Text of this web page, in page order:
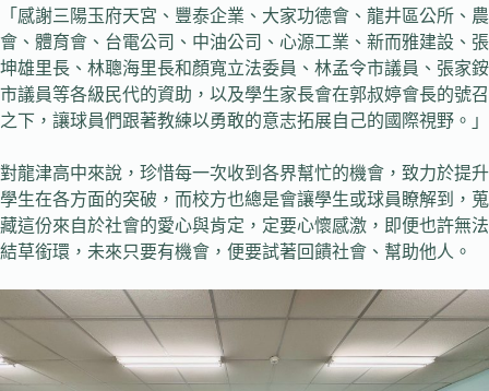
「感謝三陽玉府天宮、豐泰企業、大家功德會、龍井區公所、農
會、體育會、台電公司、中油公司、心源工業、新而雅建設、張
坤雄里長、林聰海里長和顏寬立法委員、林孟令市議員、張家銨
市議員等各級民代的資助，以及學生家長會在郭叔婷會長的號召
之下，讓球員們跟著教練以勇敢的意志拓展自己的國際視野。」
對龍津高中來說，珍惜每一次收到各界幫忙的機會，致力於提升
學生在各方面的突破，而校方也總是會讓學生或球員瞭解到，蒐
藏這份來自於社會的愛心與肯定，定要心懷感激，即便也許無法
結草銜環，未來只要有機會，便要試著回饋社會、幫助他人。